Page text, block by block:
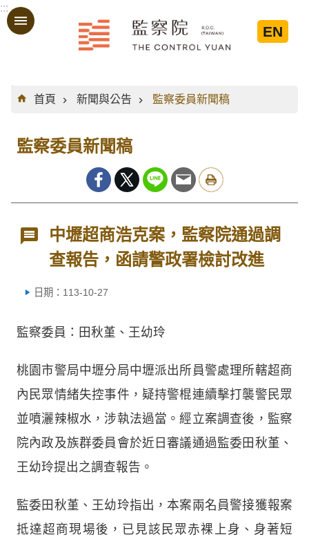
跳到主要內容區塊
:::
EN
:::
首頁
新聞與公告 監察委員新聞稿
監察委員新聞稿
中壢超商浩克案，監察院通過調
查報告，函請警政署檢討改進
日期：113-10-27
監察委員：田秋堇、王幼玲
桃園市警局中壢分局中壢派出所員警處理所轄超商
內民眾情緒失控事件，疑持警棍連續擊打襲警民眾
並噴灑辣椒水，涉執法過當。經立案調查後，監察
院內政及族群委員會於近日審議通過監委田秋堇、
王幼玲提出之調查報告。
監委田秋堇、王幼玲指出，本案兩名員警接獲報案
抵達超商現場後，已見該民眾赤裸上身、身著短